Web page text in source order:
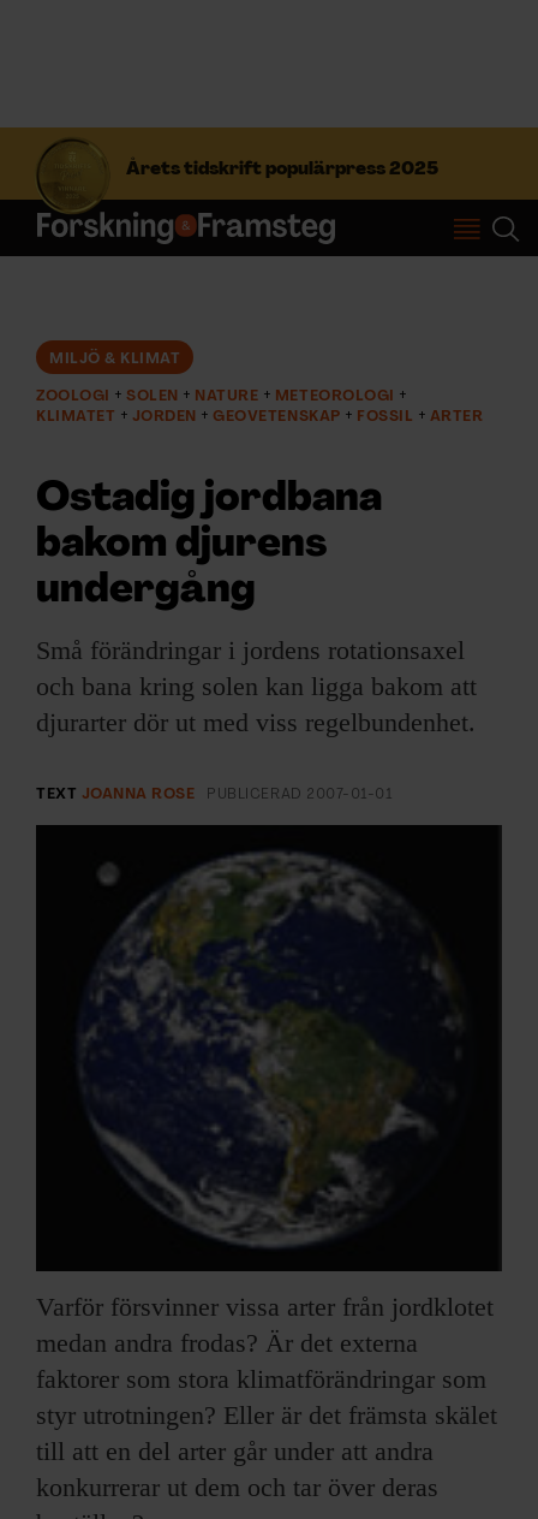
Årets tidskrift populärpress 2025
S
f
t
Prenumerera
NYHETSBREV
ÄMNEN
ARKIV & E-TIDNING
LYSSNA/PODD
EVENEMANG & RESOR
SHOP
KONTAKTA F&F
SKRIV I F&F
PRENUMERERA PÅ F&F
ANNONSERA I F&F
MILJÖ & KLIMAT
ZOOLOGI SOLEN NATURE
METEOROLOGI
KLIMATET
JORDEN GEOVETENSKAP FOSSIL ARTER
Ostadig jordbana
bakom djurens
undergång
Små förändringar i jordens rotationsaxel
och bana kring solen kan ligga bakom att
djurarter dör ut med viss regelbundenhet.
TEXT JOANNA ROSE PUBLICERAD 2007-01-01
Varför försvinner vissa arter från jordklotet
medan andra frodas? Är det externa
faktorer som stora klimatförändringar som
styr utrotningen? Eller är det främsta skälet
till att en del arter går under att andra
konkurrerar ut dem och tar över deras